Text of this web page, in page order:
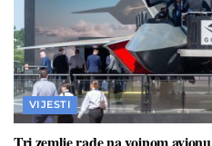
VIJESTI
Tri zemlje rade na vojnom